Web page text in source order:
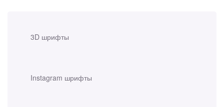
3D шрифты
Instagram шрифты